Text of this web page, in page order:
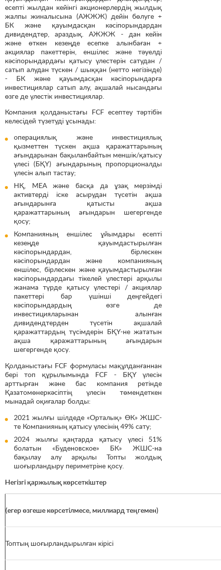
есепті жылдан кейінгі акционерлердің жылдық
жалпы жиналысына (АЖЖЖ) дейін бөлуге +
БК және қауымдасқан кәсіпорындардан
дивидендтер, араздық. АЖЖЖ - дан кейін
және өткен кезеңде есепке алынбаған +
акциялар пакеттерін, еншілес және тәуелді
кәсіпорындардағы қатысу үлестерін сатудан /
сатып алудан түскен / шыққан (нетто негізінде)
- БК және қауымдасқан кәсіпорындарға
инвестициялар сатып алу, ақшалай нысандағы
өзге де үлестік инвестициялар.
Компания қолданыстағы FCF есептеу тәртібін
келесідей түзетуді ұсынады:
операциялық және инвестициялық
қызметтен түскен ақша қаражаттарының
ағындарынан бақыланбайтын меншік/қатысу
үлесі (БҚҮ) ағындарының пропорционалды
үлесін алып тастау;
НҚ, МЕА және басқа да ұзақ мерзімді
активтерді іске асырудан түсетін ақша
ағындарынға қатысты ақша
қаражаттарының ағындарын шегергенде
қосу;
Компанияның еншілес ұйымдары есепті
кезеңде қауымдастырылған
кәсіпорындардан, бірлескен
кәсіпорындардан және компанияның
еншілес, бірлескен және қауымдастырылған
кәсіпорындардағы тікелей үлестері арқылы
жанама түрде қатысу үлестері / акциялар
пакеттері бар үшінші деңгейдегі
кәсіпорындардың өзге де
инвестицияларынан алынған
дивидендтерден түсетін ақшалай
қаражаттардың түсімдерін БҚҮ-не жататын
ақша қаражаттарының ағындарын
шегергенде қосу.
Қолданыстағы FCF формуласы мақұлданғаннан
бері топ құрылымында FCF - БҚҮ үлесін
арттырған және бас компания ретінде
Қазатомөнеркәсіптің үлесін төмендеткен
мынадай оқиғалар болды:
2021 жылғы шілдеде «Орталық» ӨК» ЖШС-
те Компанияның қатысу үлесінің 49% сату;
2024 жылғы қаңтарда қатысу үлесі 51%
болатын «Буденовское» БК» ЖШС-на
бақылау алу арқылы Топты жолдық
шоғырландыру периметріне қосу.
Негізгі қаржылық көрсеткіштер
(егер өзгеше көрсетілмесе, миллиард теңгемен)
Топтың шоғырландырылған кірісі